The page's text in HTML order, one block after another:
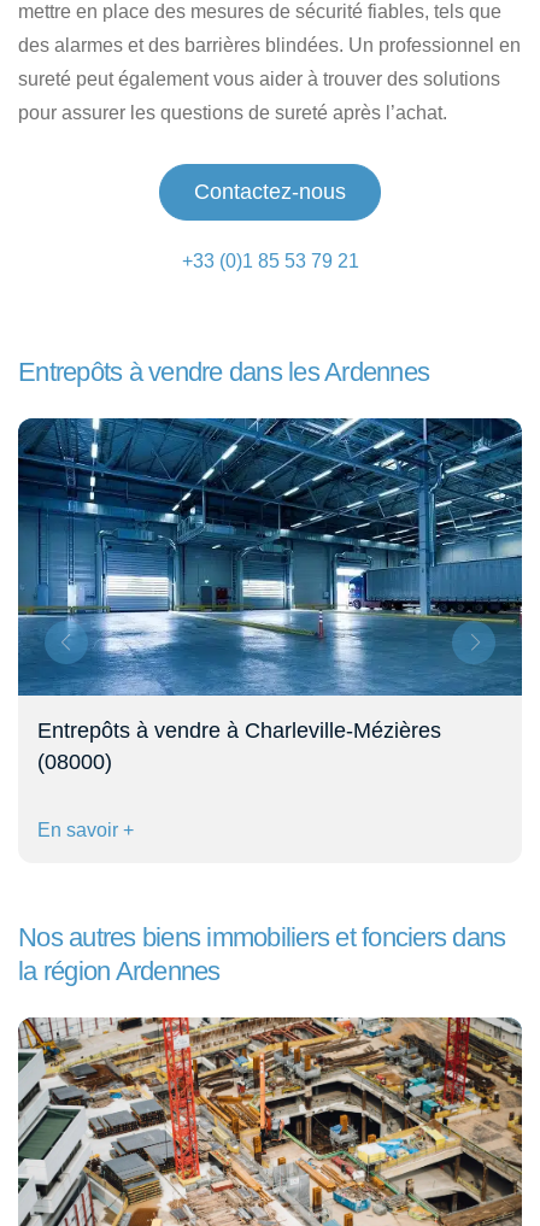
mettre en place des mesures de sécurité fiables, tels que
des alarmes et des barrières blindées. Un professionnel en
sureté peut également vous aider à trouver des solutions
pour assurer les questions de sureté après l’achat.
Contactez-nous
+33 (0)1 85 53 79 21
Entrepôts à vendre dans les Ardennes
Entrepôts à vendre à Charleville-Mézières
(08000)
En savoir +
Nos autres biens immobiliers et fonciers dans
la région Ardennes